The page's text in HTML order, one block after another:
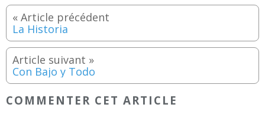
La Historia
Con Bajo y Todo
COMMENTER CET ARTICLE